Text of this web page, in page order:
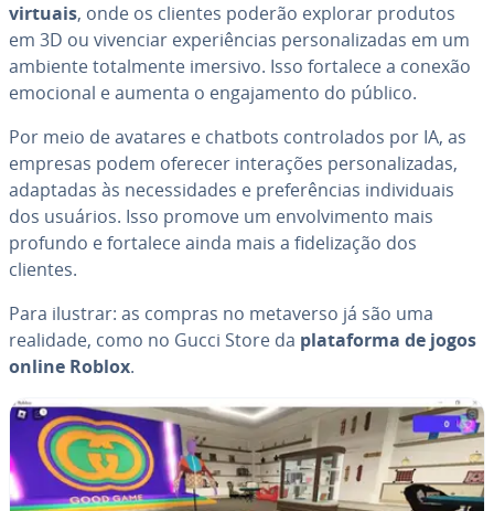
virtuais, onde os clientes poderão explorar produtos
em 3D ou vivenciar ex­pe­ri­ên­cias per­so­na­li­za­das em um
ambiente to­tal­mente imersivo. Isso fortalece a conexão
emocional e aumenta o en­ga­ja­mento do público.
Por meio de avatares e chatbots con­tro­la­dos por IA, as
empresas podem oferecer in­te­ra­ções per­so­na­li­za­das,
adaptadas às ne­ces­si­da­des e pre­fe­rên­cias in­di­vi­du­ais
dos usuários. Isso promove um en­vol­vi­mento mais
profundo e fortalece ainda mais a fi­de­li­za­ção dos
clientes.
Para ilustrar: as compras no metaverso já são uma
realidade, como no Gucci Store da pla­ta­forma de jogos
online Roblox.